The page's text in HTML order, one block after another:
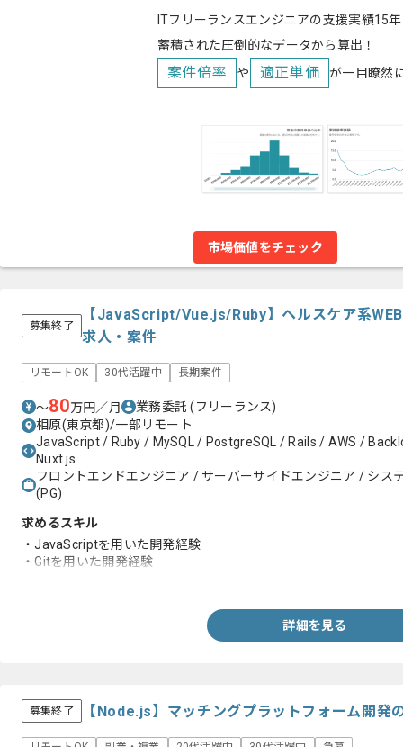
ITフリーランスエンジニアの支援実績15
蓄積された圧倒的なデータから算出！
案件倍率 や 適正単価 が一目瞭然
市場価値をチェック
募集終了
【JavaScript/Vue.js/Ruby】ヘルスケア系
求人・案件
リモートOK 30代活躍中 長期案件
〜80万円／月 業務委託(フリーランス)
相原(東京都)/一部リモート
JavaScript / Ruby / MySQL / PostgreSQL / Rails / AWS /
Nuxt.js
フロントエンドエンジニア / サーバーサイドエンジニア / シス
(PG)
求めるスキル
・JavaScriptを用いた開発経験
・Gitを用いた開発経験
詳細を見る
募集終了 【Node.js】マッチングプラットフォーム開発